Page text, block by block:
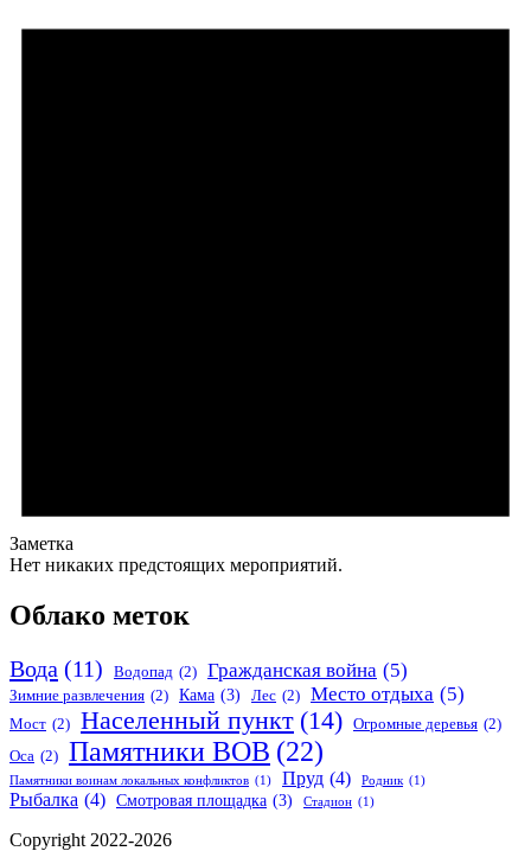
Заметка
Нет никаких предстоящих мероприятий.
Облако меток
Вода (11) Водопад (2) Гражданская война (5)
Зимние развлечения (2) Кама (3) Лес (2) Место отдыха (5)
Мост (2) Населенный пункт (14) Огромные деревья (2)
Оса (2) Памятники ВОВ (22)
Памятники воинам локальных конфликтов (1) Пруд (4) Родник (1)
Рыбалка (4) Смотровая площадка (3) Стадион (1)
Copyright 2022-2026